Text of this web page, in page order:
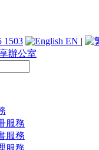
1503 EN |
服務
服務
服務